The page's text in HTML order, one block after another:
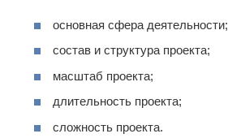
основная сфера деятельности;
состав и структура проекта;
масштаб проекта;
длительность проекта;
сложность проекта.